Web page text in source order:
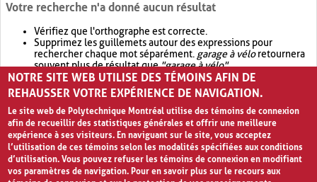
Votre recherche n'a donné aucun résultat
Vérifiez que l'orthographe est correcte.
Supprimez les guillemets autour des expressions pour
rechercher chaque mot séparément. garage à véloretournera
souvent plus de résultat que"garage à vélo".
Envisagez d'élargir votre recherche avec OR.garage OR vélo
retournera souvent plus de résultat quegarage à vélo
NOTRE SITE WEB UTILISE DES TÉMOINS AFIN DE
REHAUSSER VOTRE EXPÉRIENCE DE NAVIGATION.
Le site web de Polytechnique Montréal utilise des témoins de connexion
afin de recueillir des statistiques générales et offrir une meilleure
expérience à ses visiteurs. En naviguant sur le site, vous acceptez
l’utilisation de ces témoins selon les modalités spécifiées aux conditions
d’utilisation. Vous pouvez refuser les témoins de connexion en modifiant
vos paramètres de navigation. Pour en savoir plus sur le recours aux